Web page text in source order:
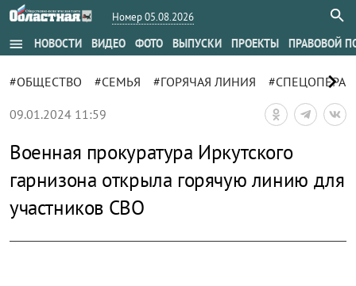
Номер 05.08.2026
menu НОВОСТИ ВИДЕО ФОТО ВЫПУСКИ ПРОЕКТЫ ПРАВОВОЙ
#ОБЩЕСТВО #СЕМЬЯ #ГОРЯЧАЯ ЛИНИЯ chevron_right
09.01.2024 11:59
Военная прокуратура Иркутского
гарнизона открыла горячую линию для
участников СВО